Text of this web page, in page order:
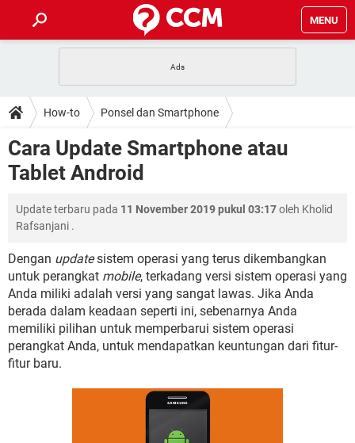
MENU
APLIKASI NONTON FILM & SERI RESET GMAIL
BUAT AKUN TIKTOK APLIKASI VIDEO-CALL
HOW-TO
SAFE MODE ANDROID RESET CLASH OF CLANS
KODE RAHASIA NETFLIX
DOWNLOAD
ADOBE PREMIERE PRO
FORUM
Lupa Password Gmail WiFi Tidak Berfungsi
ENSIKLOPEDIA
Front Office dan Back Office OOP - Data Enkapsulasi
Jenis-jenis Network atau Jaringan
How-to Ponsel dan Smartphone
Cara Update Smartphone atau
Tablet Android
Update terbaru pada 11 November 2019 pukul 03:17oleh Kholid
Rafsanjani .
Dengan updatesistem operasi yang terus dikembangkan
untuk perangkat mobile, terkadang versi sistem operasi yang
Anda miliki adalah versi yang sangat lawas. Jika Anda
berada dalam keadaan seperti ini, sebenarnya Anda
memiliki pilihan untuk memperbarui sistem operasi
perangkat Anda, untuk mendapatkan keuntungan dari fitur-
fitur baru.